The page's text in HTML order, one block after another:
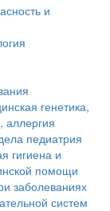
и
генетика,
аллергия
педиатрия
гигиена и
помощи
заболеваниях
систем